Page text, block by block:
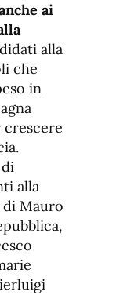
ai
alla
che
in
alla
di Mauro